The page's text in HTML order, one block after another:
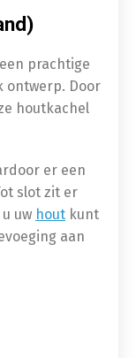
prachtige
ontwerp. Door
houtkachel
er een
slot zit er
uw hout kunt
aan